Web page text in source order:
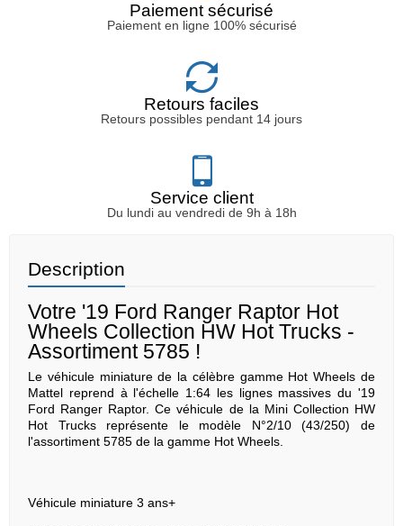
Paiement sécurisé
Paiement en ligne 100% sécurisé
Retours faciles
Retours possibles pendant 14 jours
Service client
Du lundi au vendredi de 9h à 18h
Description
Votre '19 Ford Ranger Raptor Hot
Wheels Collection HW Hot Trucks -
Assortiment 5785 !
Le véhicule miniature de la célèbre gamme Hot Wheels de
Mattel reprend à l'échelle 1:64 les lignes massives du '19
Ford Ranger Raptor. Ce véhicule de la Mini Collection HW
Hot Trucks représente le modèle N°2/10 (43/250) de
l'assortiment 5785 de la gamme Hot Wheels.
Véhicule miniature 3 ans+